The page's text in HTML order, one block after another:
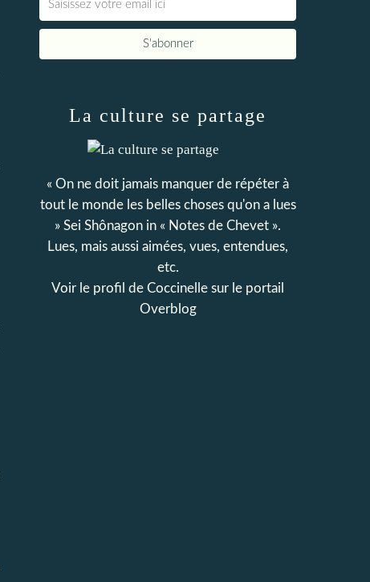
La culture se partage
« On ne doit jamais manquer de répéter à
tout le monde les belles choses qu'on a lues
» Sei Shônagon in « Notes de Chevet ».
Lues, mais aussi aimées, vues, entendues,
etc.
Voir le profil de Coccinelle sur le portail
Overblog